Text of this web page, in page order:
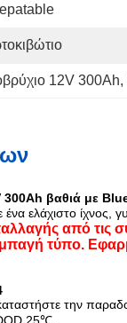
12V 300Ah,
βαθιά με
ένα ελάχιστο ίχνος,
από τις
τύπο.
την